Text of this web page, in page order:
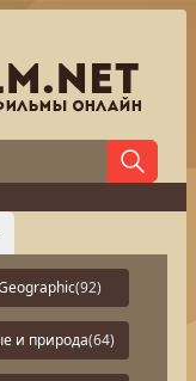
(92)
и природа(64)